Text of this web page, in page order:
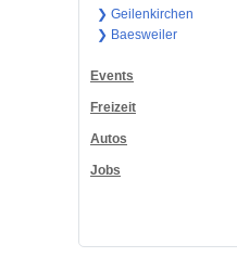
❯ Geilenkirchen
❯ Baesweiler
Events
Freizeit
Autos
Jobs